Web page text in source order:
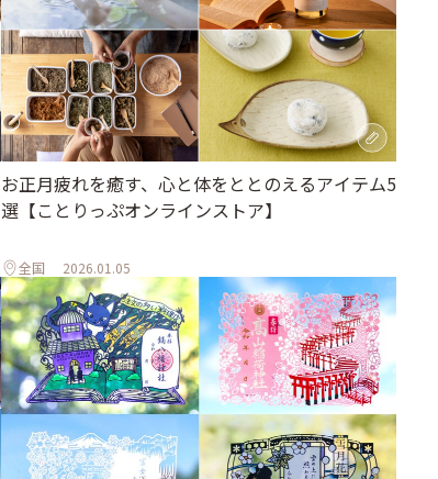
お正月疲れを癒す、心と体をととのえるアイテム5
選【ことりっぷオンラインストア】
全国 2026.01.05